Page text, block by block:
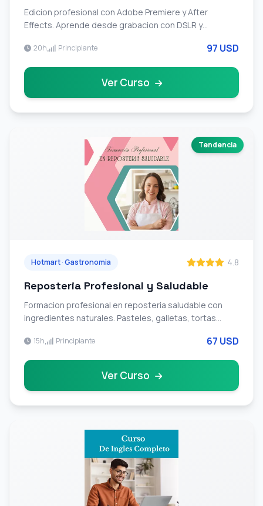
Edicion profesional con Adobe Premiere y After
Effects. Aprende desde grabacion con DSLR y
YouTube, TikTok e Instagram.
20h Principiante 97 USD
Ver Curso
Tendencia
Hotmart · Gastronomia 4.8
Reposteria Profesional y Saludable
Formacion profesional en reposteria saludable con
ingredientes naturales. Pasteles, galletas, tortas
actuales.
15h Principiante 67 USD
Ver Curso